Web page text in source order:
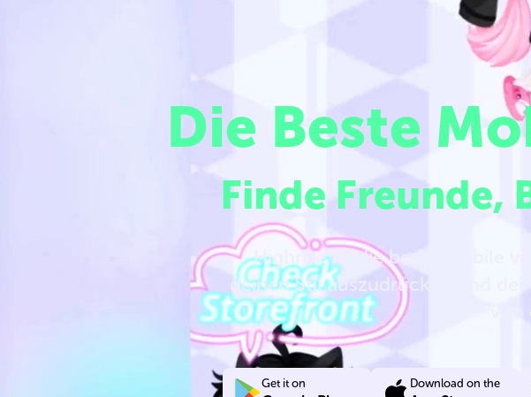
Die Beste
Finde Freunde,
Highrise ist die beste mobile
deinen Stil auszudrücken und
Get it on Download on the